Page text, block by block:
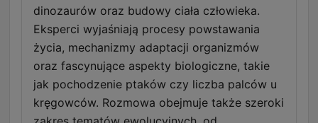
dinozaurów oraz budowy ciała człowieka.
Eksperci wyjaśniają procesy powstawania
życia, mechanizmy adaptacji organizmów
oraz fascynujące aspekty biologiczne, takie
jak pochodzenie ptaków czy liczba palców u
kręgowców. Rozmowa obejmuje także szeroki